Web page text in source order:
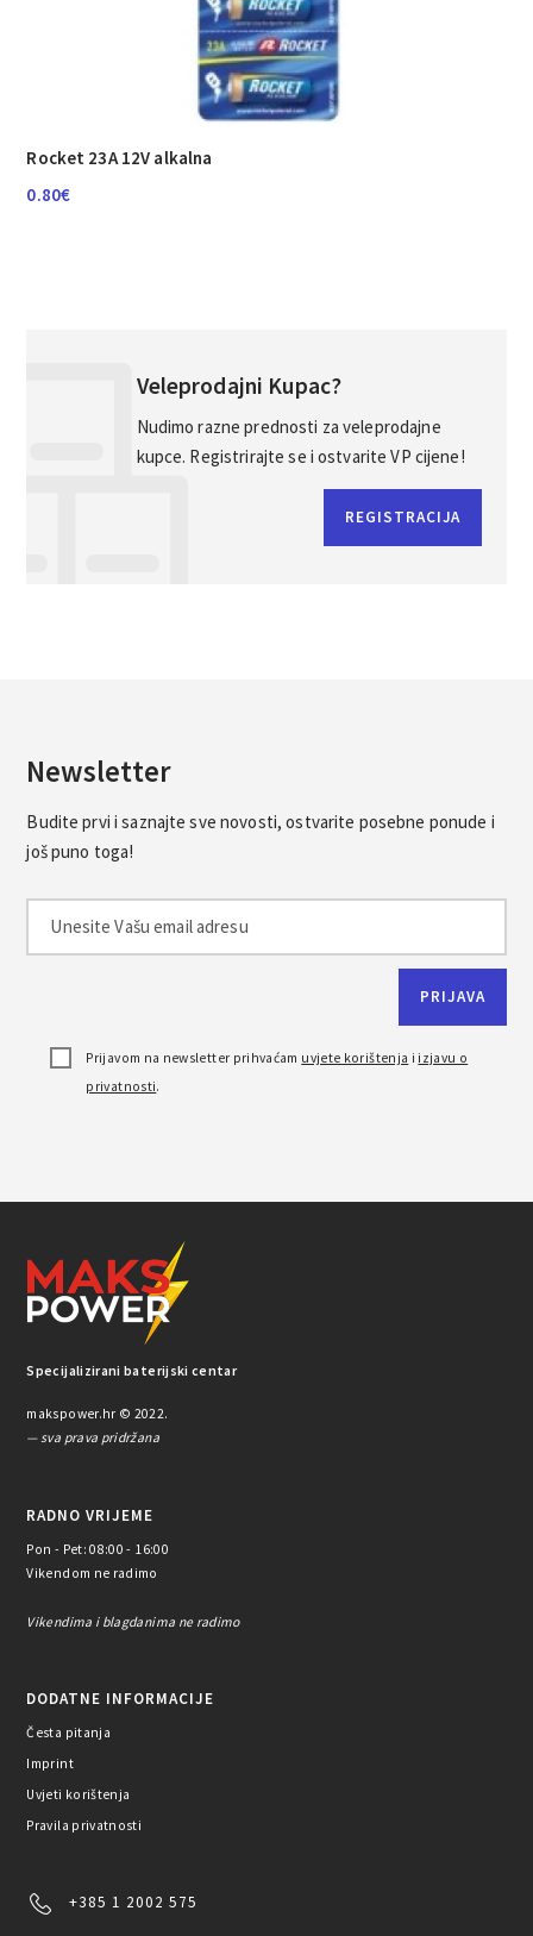
Rocket 23A 12V alkalna
0.80€
Veleprodajni Kupac?
Nudimo razne prednosti za veleprodajne
kupce. Registrirajte se i ostvarite VP cijene!
REGISTRACIJA
Newsletter
Budite prvi i saznajte sve novosti, ostvarite posebne ponude i
još puno toga!
Prijavom na newsletter prihvaćam uvjete korištenja i izjavu o
privatnosti.
Specijalizirani baterijski centar
makspower.hr © 2022.
— sva prava pridržana
RADNO VRIJEME
Pon - Pet: 08:00 - 16:00
Vikendom ne radimo
Vikendima i blagdanima ne radimo
DODATNE INFORMACIJE
Česta pitanja
Imprint
Uvjeti korištenja
Pravila privatnosti
+385 1 2002 575